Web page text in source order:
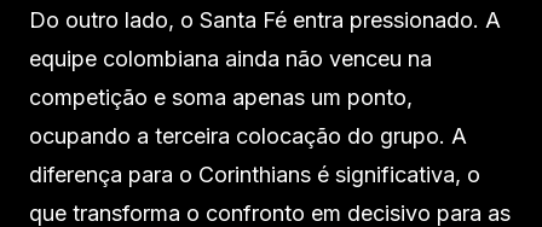
Do outro lado, o Santa Fé entra pressionado. A
equipe colombiana ainda não venceu na
competição e soma apenas um ponto,
ocupando a terceira colocação do grupo. A
diferença para o Corinthians é significativa, o
que transforma o confronto em decisivo para as